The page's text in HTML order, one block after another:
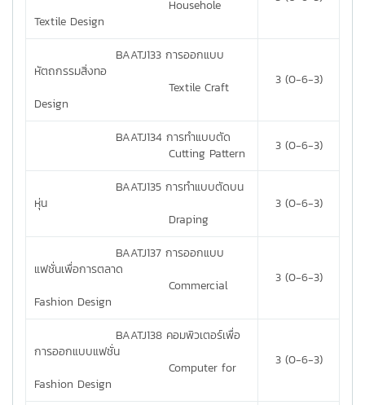
Househole
Textile Design
BAATJ133 การออกแบบ
หัตถกรรมสิ่งทอ
Textile Craft
Design
3 (0-6-3)
BAATJ134 การทำแบบตัด
Cutting Pattern
3 (0-6-3)
BAATJ135 การทำแบบตัดบน
หุ่น
Draping
3 (0-6-3)
BAATJ137 การออกแบบ
แฟชั่นเพื่อการตลาด
Commercial
Fashion Design
3 (0-6-3)
BAATJ138 คอมพิวเตอร์เพื่อ
การออกแบบแฟชั่น
Computer for
Fashion Design
3 (0-6-3)